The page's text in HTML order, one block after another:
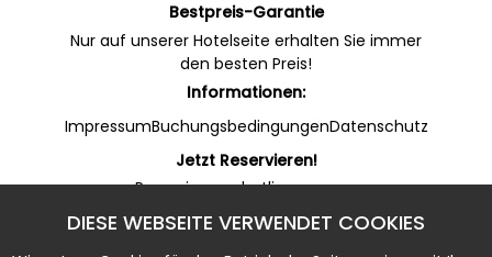
DIESE WEBSEITE VERWENDET COOKIES
Bestpreis-Garantie
Nur auf unserer Hotelseite erhalten Sie immer
den besten Preis!
Informationen:
ImpressumBuchungsbedingungenDatenschutz
Jetzt Reservieren!
Reservierungshotline:
Online Rezeption (WhatsApp):
+49 53 22 / 950 135 (7 - 20 Uhr)